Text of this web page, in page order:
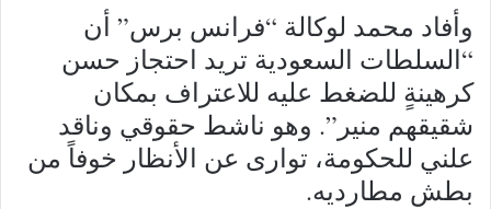
وأفاد محمد لوكالة “فرانس برس” أن
“السلطات السعودية تريد احتجاز حسن
كرهينةٍ للضغط عليه للاعتراف بمكان
شقيقهم منير”. وهو ناشط حقوقي وناقد
علني للحكومة، توارى عن الأنظار خوفاً من
بطش مطارديه.